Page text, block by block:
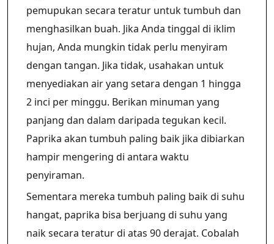
pemupukan secara teratur untuk tumbuh dan
menghasilkan buah. Jika Anda tinggal di iklim
hujan, Anda mungkin tidak perlu menyiram
dengan tangan. Jika tidak, usahakan untuk
menyediakan air yang setara dengan 1 hingga
2 inci per minggu. Berikan minuman yang
panjang dan dalam daripada tegukan kecil.
Paprika akan tumbuh paling baik jika dibiarkan
hampir mengering di antara waktu
penyiraman.
Sementara mereka tumbuh paling baik di suhu
hangat, paprika bisa berjuang di suhu yang
naik secara teratur di atas 90 derajat. Cobalah